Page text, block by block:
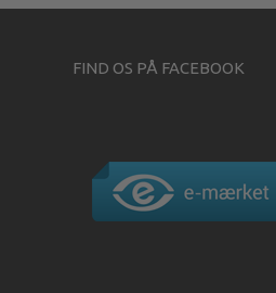
FIND OS PÅ FACEBOOK